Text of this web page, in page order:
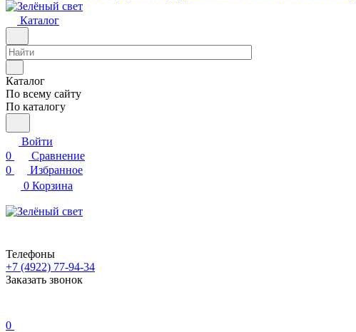
Каталог
Каталог
По всему сайту
По каталогу
Войти
0
Сравнение
0
Избранное
0 Корзина
Телефоны
+7 (4922) 77-94-34
Заказать звонок
0